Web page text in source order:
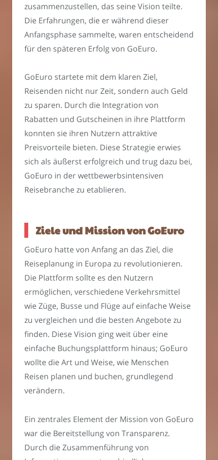
zusammenzustellen, das seine Vision teilte.
Die Erfahrungen, die er während dieser
Anfangsphase sammelte, waren entscheidend
für den späteren Erfolg von GoEuro.
GoEuro startete mit dem klaren Ziel,
Reisenden nicht nur Zeit, sondern auch Geld
zu sparen. Durch die Integration von
Rabatten und Gutscheinen in ihre Plattform
konnten sie ihren Nutzern attraktive
Preisvorteile bieten. Diese Strategie erwies
sich als äußerst erfolgreich und trug dazu bei,
GoEuro in der wettbewerbsintensiven
Reisebranche zu etablieren.
Ziele und Mission von GoEuro
GoEuro hatte von Anfang an das Ziel, die
Reiseplanung in Europa zu revolutionieren.
Die Plattform sollte es den Nutzern
ermöglichen, verschiedene Verkehrsmittel
wie Züge, Busse und Flüge auf einfache Weise
zu vergleichen und die besten Angebote zu
finden. Diese Vision ging weit über eine
einfache Buchungsplattform hinaus; GoEuro
wollte die Art und Weise, wie Menschen
Reisen planen und buchen, grundlegend
verändern.
Ein zentrales Element der Mission von GoEuro
war die Bereitstellung von Transparenz.
Durch die Zusammenführung von